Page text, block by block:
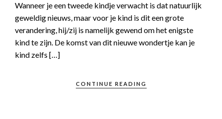
Wanneer je een tweede kindje verwacht is dat natuurlijk
geweldig nieuws, maar voor je kind is dit een grote
verandering, hij/zij is namelijk gewend om het enigste
kind te zijn. De komst van dit nieuwe wondertje kan je
kind zelfs […]
CONTINUE READING